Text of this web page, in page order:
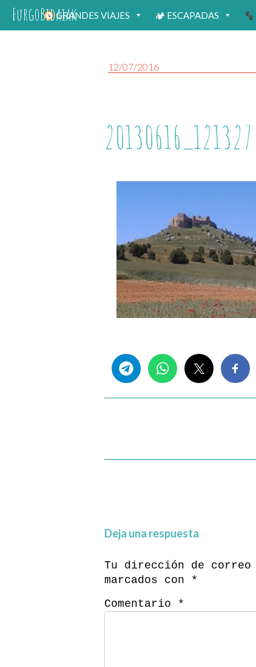
FurgoBidaiakGRANDES VIAJES 🏕 ESCAPADAS
12/07/2016
20130616_121327
Deja una respuesta
Tu dirección de
marcados con *
Comentario *